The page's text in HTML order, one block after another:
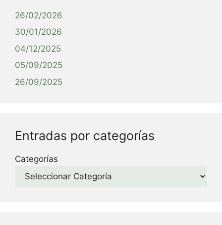
26/02/2026
30/01/2026
04/12/2025
05/09/2025
26/09/2025
Entradas por categorías
Categorías